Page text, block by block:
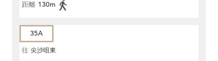
距離 130m
35A
往 尖沙咀東